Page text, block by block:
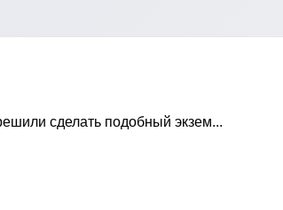
сделать подобный экзем...